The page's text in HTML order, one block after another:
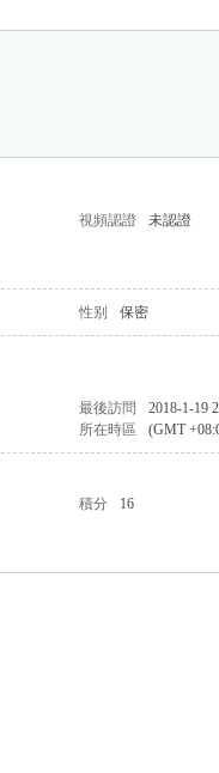
視頻認證 未認證
性别 保密
最後訪問
2018-1-19
所在時區 (GMT
積分
16